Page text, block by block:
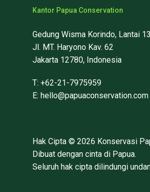
Kantor Papua Conservation
Gedung Wisma Korindo, Lantai
Jl. MT. Haryono Kav. 62
Jakarta 12780, Indonesia
T: +62-21-7975959
E: hello@papuaconservation.com
Hak Cipta © 2026 Konservasi
Dibuat dengan cinta di Papua.
Seluruh hak cipta dilindungi